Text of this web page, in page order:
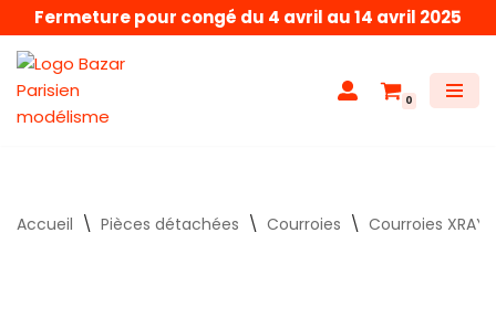
Aller
au
contenu
Fermeture pour congé du 4 avril au 14 avril 2025
0
Accueil \ Pièces détachées \ Courroies \ Courroies XRAY